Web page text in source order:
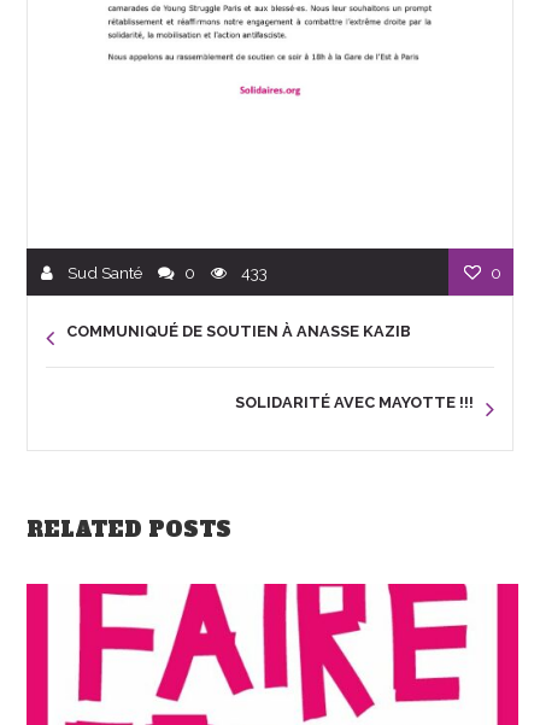
Sud Santé 0 433 0
COMMUNIQUÉ DE SOUTIEN À ANASSE KAZIB
SOLIDARITÉ AVEC MAYOTTE !!!
RELATED POSTS